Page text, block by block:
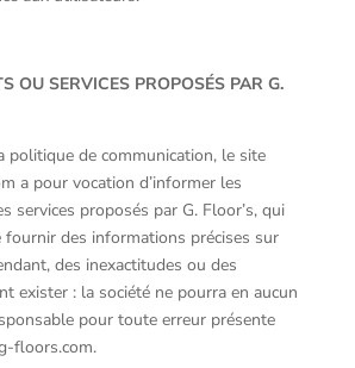
OU SERVICES PROPOSÉS PAR G.
politique de communication, le site
a pour vocation d’informer les
services proposés par G. Floor’s, qui
fournir des informations précises sur
des inexactitudes ou des
exister : la société ne pourra en aucun
pour toute erreur présente
floors.com.